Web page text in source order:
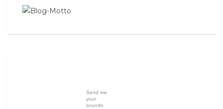
Send me
your
sounds